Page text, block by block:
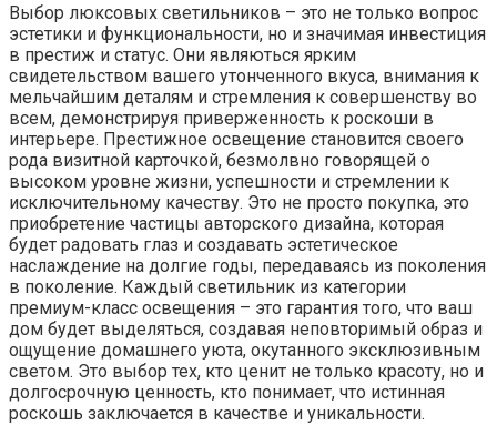
Выбор люксовых светильников – это не только вопрос
эстетики и функциональности, но и значимая инвестиция
в престиж и статус. Они являються ярким
свидетельством вашего утонченного вкуса, внимания к
мельчайшим деталям и стремления к совершенству во
всем, демонстрируя приверженность к роскоши в
интерьере. Престижное освещение становится своего
рода визитной карточкой, безмолвно говорящей о
высоком уровне жизни, успешности и стремлении к
исключительному качеству. Это не просто покупка, это
приобретение частицы авторского дизайна, которая
будет радовать глаз и создавать эстетическое
наслаждение на долгие годы, передаваясь из поколения
в поколение. Каждый светильник из категории
премиум-класс освещения – это гарантия того, что ваш
дом будет выделяться, создавая неповторимый образ и
ощущение домашнего уюта, окутанного эксклюзивным
светом. Это выбор тех, кто ценит не только красоту, но и
долгосрочную ценность, кто понимает, что истинная
роскошь заключается в качестве и уникальности.